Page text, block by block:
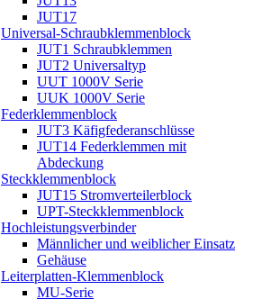
JUT17
Universal-Schraubklemmenblock
JUT1 Schraubklemmen
JUT2 Universaltyp
UUT 1000V Serie
UUK 1000V Serie
Federklemmenblock
JUT3 Käfigfederanschlüsse
JUT14 Federklemmen mit
Abdeckung
Steckklemmenblock
JUT15 Stromverteilerblock
UPT-Steckklemmenblock
Hochleistungsverbinder
Männlicher und weiblicher Einsatz
Gehäuse
Leiterplatten-Klemmenblock
MU-Serie